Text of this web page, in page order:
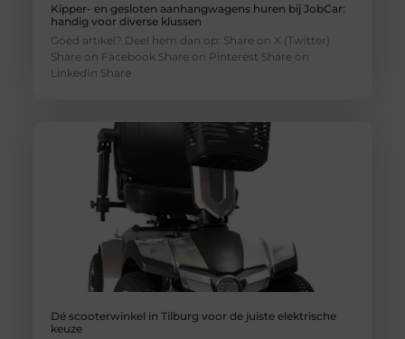
Kipper- en gesloten aanhangwagens huren bij JobCar:
handig voor diverse klussen
Goed artikel? Deel hem dan op: Share on X (Twitter)
Share on Facebook Share on Pinterest Share on
LinkedIn Share
Dé scooterwinkel in Tilburg voor de juiste elektrische
keuze